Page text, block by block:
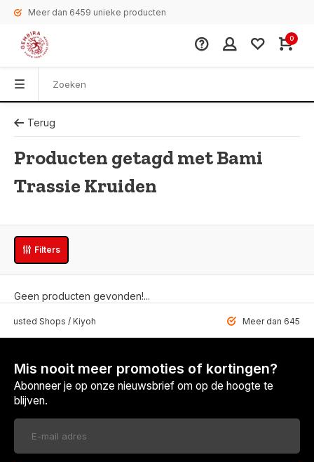
Meer dan 6459 unieke producten
0
Terug
Producten getagd met Bami
Trassie Kruiden
Filters
Geen producten gevonden!...
Shops / Kiyoh Meer dan 6459
Mis nooit meer promoties of kortingen?
Abonneer je op onze nieuwsbrief om op de hoogte te
blijven.